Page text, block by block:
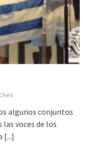
algunos conjuntos
voces de los
[...]